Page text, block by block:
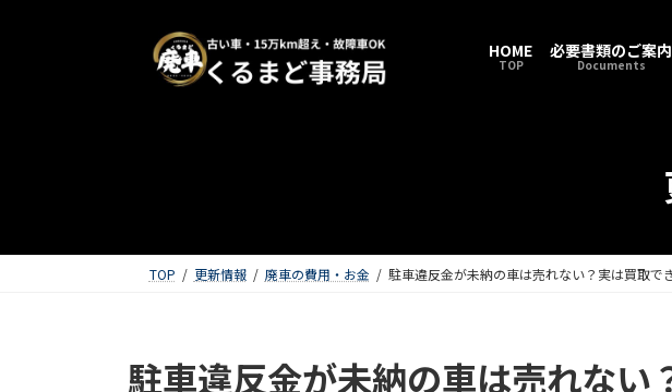
HOME
TOP
必要書類のご案内
Documents
TOP 更新情報 廃車の費用・お金 駐車違反金が未納の車は売れない？実は買取で
駐車違反金が未納の車は売れない